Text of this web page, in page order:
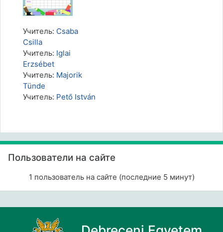
Учитель: Csaba
Csilla
Учитель: Iglai
Erzsébet
Учитель: Majorik
Tünde
Учитель: Pető István
Пропустить Пользователи на сайте
Пользователи на сайте
1 пользователь на сайте (последние 5 минут)